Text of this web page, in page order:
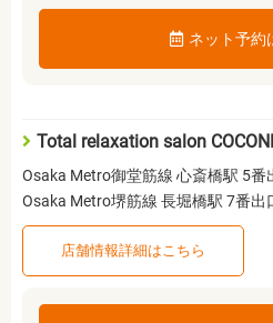
ネット予約
Total relaxation salon
Osaka Metro御堂筋線 心斎橋駅 5番
Osaka Metro堺筋線 長堀橋駅 7番出
店舗情報詳細はこちら